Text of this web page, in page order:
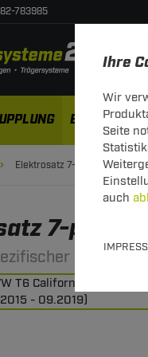
Ihre
Wir
Seite
auch
783985
Elektrosatz 7-polig
7-pol.
7-poliger